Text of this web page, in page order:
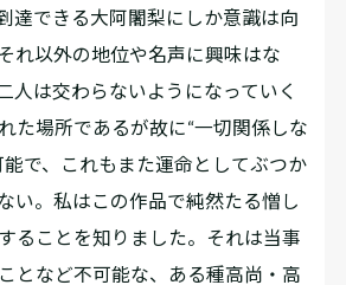
達できる大阿闍梨にしか意識は向
れ以外の地位や名声に興味はな
人は交わらないようになっていく
た場所であるが故に“一切関係しな
能で、これもまた運命としてぶつか
い。私はこの作品で純然たる憎し
ることを知りました。それは当事
となど不可能な、ある種高尚・高